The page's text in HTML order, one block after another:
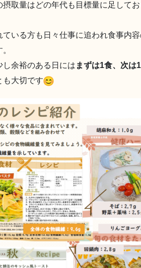
摂取量はどの年代も目標量に足して
ている方も日々仕事に追われ食事内
し余裕のある日には まずは1食、次は
も大切です